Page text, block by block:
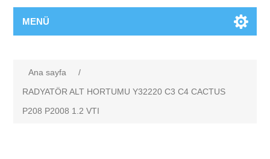
MENÜ
Ana sayfa
/
RADYATÖR ALT HORTUMU Y32220 C3 C4 CACTUS
P208 P2008 1.2 VTI